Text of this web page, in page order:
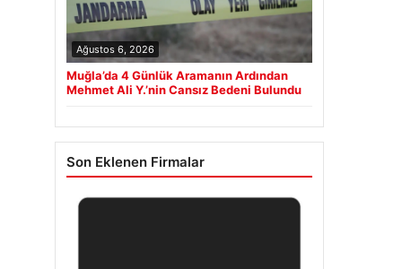
Ağustos 6, 2026
Muğla’da 4 Günlük Aramanın Ardından
Mehmet Ali Y.’nin Cansız Bedeni Bulundu
Son Eklenen Firmalar